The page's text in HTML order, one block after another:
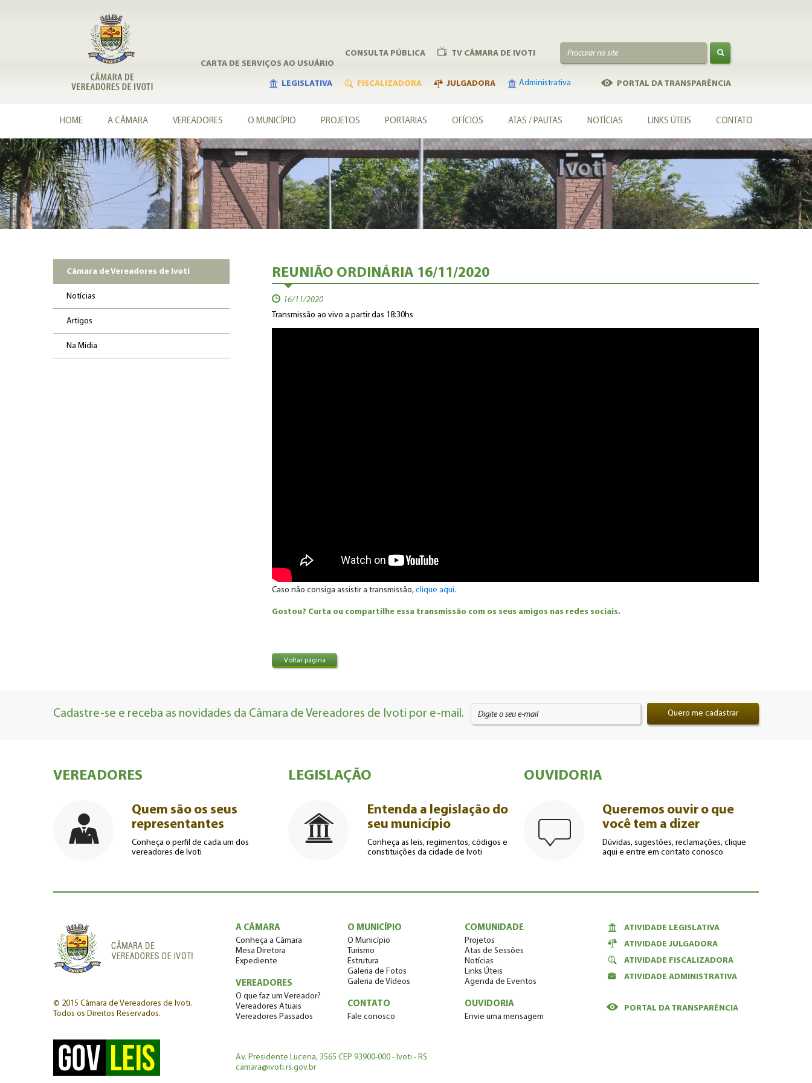
TV CÂMARA DE IVOTI
CONSULTA PÚBLICA
CARTA DE SERVIÇOS AO USUÁRIO
PORTAL DA TRANSPARÊNCIA
Administrativa
JULGADORA
FISCALIZADORA
LEGISLATIVA
HOME A CÂMARA VEREADORES O MUNICÍPIO PROJETOS PORTARIAS OFÍCIOS ATAS / PAUTAS NOTÍCIAS LINKS ÚTEIS CONTATO
Câmara de Vereadores de Ivoti
Notícias
Artigos
Na Mídia
REUNIÃO ORDINÁRIA 16/11/2020
16/11/2020
Transmissão ao vivo a partir das 18:30hs
Caso não consiga assistir a transmissão, clique aqui.
Gostou? Curta ou compartilhe essa transmissão com os seus amigos nas redes sociais.
Voltar página
Cadastre-se e receba as novidades da Câmara de Vereadores de Ivoti por e-mail. Quero me cadastrar
VEREADORES
Quem são os seus
representantes
Conheça o perfil de cada um dos
vereadores de Ivoti
LEGISLAÇÃO
Entenda a legislação do
seu município
Conheça as leis, regimentos, códigos e
constituições da cidade de Ivoti
OUVIDORIA
Queremos ouvir o que
você tem a dizer
Dúvidas, sugestões, reclamações, clique
aqui e entre em contato conosco
© 2015 Câmara de Vereadores de Ivoti.
Todos os Direitos Reservados.
A CÂMARA
Conheça a Câmara
Mesa Diretora
Expediente
VEREADORES
O que faz um Vereador?
Vereadores Atuais
Vereadores Passados
O MUNICÍPIO
O Município
Turismo
Estrutura
Galeria de Fotos
Galeria de Vídeos
CONTATO
Fale conosco
COMUNIDADE
Projetos
Atas de Sessões
Notícias
Links Úteis
Agenda de Eventos
OUVIDORIA
Envie uma mensagem
ATIVIDADE LEGISLATIVA
ATIVIDADE JULGADORA
ATIVIDADE FISCALIZADORA
ATIVIDADE ADMINISTRATIVA
PORTAL DA TRANSPARÊNCIA
Av. Presidente Lucena, 3565 CEP 93900-000 - Ivoti - RS
camara@ivoti.rs.gov.br